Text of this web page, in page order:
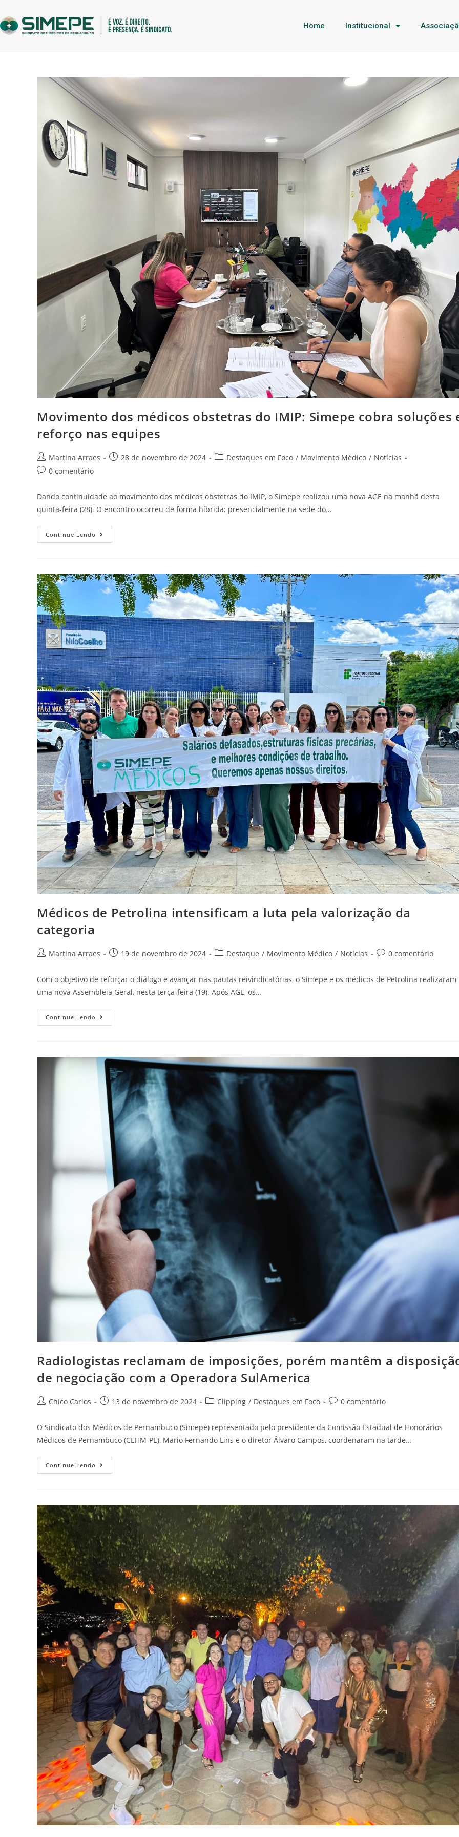
Home Institucional
Movimento dos médicos obstetras do IMIP: Simepe cobra soluções
reforço nas equipes
Martina Arraes 28 de novembro de 2024 Destaques em Foco / Movimento Médico / Notícias
0 comentário
Dando continuidade ao movimento dos médicos obstetras do IMIP, o Simepe realizou uma nova AGE na manhã desta
quinta-feira (28). O encontro ocorreu de forma híbrida: presencialmente na sede do…
Continue Lendo
Médicos de Petrolina intensificam a luta pela valorização da
categoria
Martina Arraes 19 de novembro de 2024 Destaque / Movimento Médico / Notícias 0 comentário
Com o objetivo de reforçar o diálogo e avançar nas pautas reivindicatórias, o Simepe e os médicos de Petrolina realizaram
uma nova Assembleia Geral, nesta terça-feira (19). Após AGE, os…
Continue Lendo
Radiologistas reclamam de imposições, porém mantêm a
de negociação com a Operadora SulAmerica
Chico Carlos 13 de novembro de 2024 Clipping / Destaques em Foco 0 comentário
O Sindicato dos Médicos de Pernambuco (Simepe) representado pelo presidente da Comissão Estadual de Honorários
Médicos de Pernambuco (CEHM-PE), Mario Fernando Lins e o diretor Álvaro Campos, coordenaram na tarde…
Continue Lendo